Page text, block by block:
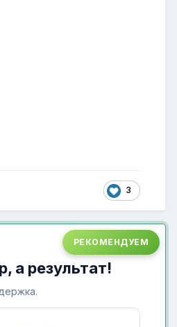
3
РЕКОМЕНДУЕМ
а результат!